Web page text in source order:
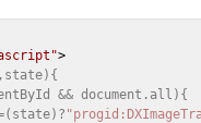
>
{
&& document.all){